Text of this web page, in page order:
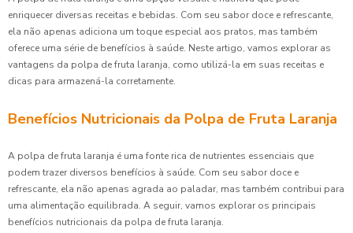
enriquecer diversas receitas e bebidas. Com seu sabor doce e refrescante,
ela não apenas adiciona um toque especial aos pratos, mas também
oferece uma série de benefícios à saúde. Neste artigo, vamos explorar as
vantagens da polpa de fruta laranja, como utilizá-la em suas receitas e
dicas para armazená-la corretamente.
Benefícios Nutricionais da Polpa de Fruta Laranja
A polpa de fruta laranja é uma fonte rica de nutrientes essenciais que
podem trazer diversos benefícios à saúde. Com seu sabor doce e
refrescante, ela não apenas agrada ao paladar, mas também contribui para
uma alimentação equilibrada. A seguir, vamos explorar os principais
benefícios nutricionais da polpa de fruta laranja.